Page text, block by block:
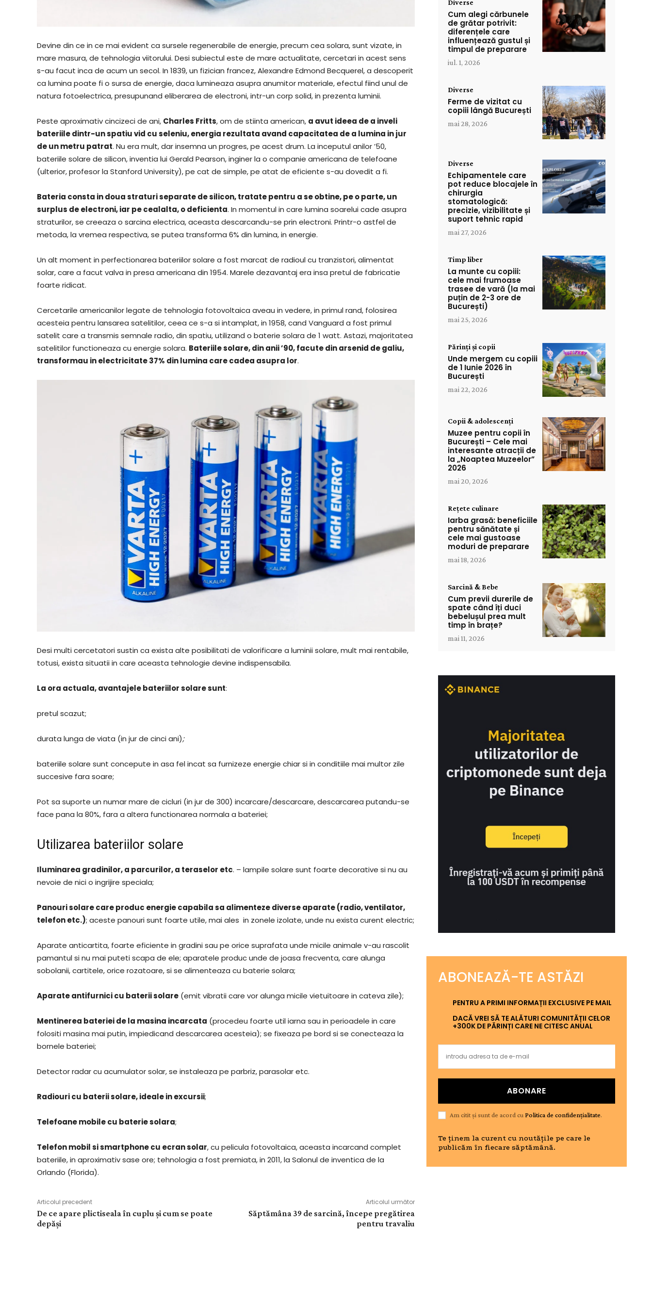
Devine din ce in ce mai evident ca sursele regenerabile de energie, precum cea solara, sunt vizate, in
mare masura, de tehnologia viitorului. Desi subiectul este de mare actualitate, cercetari in acest sens
s-au facut inca de acum un secol. In 1839, un fizician francez, Alexandre Edmond Becquerel, a descoperit
ca lumina poate fi o sursa de energie, daca lumineaza asupra anumitor materiale, efectul fiind unul de
natura fotoelectrica, presupunand eliberarea de electroni, intr-un corp solid, in prezenta luminii.
Peste aproximativ cincizeci de ani, Charles Fritts, om de stiinta american, a avut ideea de a inveli
bateriile dintr-un spatiu vid cu seleniu, energia rezultata avand capacitatea de a lumina in jur
de un metru patrat. Nu era mult, dar insemna un progres, pe acest drum. La inceputul anilor ’50,
bateriile solare de silicon, inventia lui Gerald Pearson, inginer la o companie americana de telefoane
(ulterior, profesor la Stanford University), pe cat de simple, pe atat de eficiente s-au dovedit a fi.
Bateria consta in doua straturi separate de silicon, tratate pentru a se obtine, pe o parte, un
surplus de electroni, iar pe cealalta, o deficienta. In momentul in care lumina soarelui cade asupra
straturilor, se creeaza o sarcina electrica, aceasta descarcandu-se prin electroni. Printr-o astfel de
metoda, la vremea respectiva, se putea transforma 6% din lumina, in energie.
Un alt moment in perfectionarea bateriilor solare a fost marcat de radioul cu tranzistori, alimentat
solar, care a facut valva in presa americana din 1954. Marele dezavantaj era insa pretul de fabricatie
foarte ridicat.
Cercetarile americanilor legate de tehnologia fotovoltaica aveau in vedere, in primul rand, folosirea
acesteia pentru lansarea satelitilor, ceea ce s-a si intamplat, in 1958, cand Vanguard a fost primul
satelit care a transmis semnale radio, din spatiu, utilizand o baterie solara de 1 watt. Astazi, majoritatea
satelitilor functioneaza cu energie solara. Bateriile solare, din anii ’90, facute din arsenid de galiu,
transformau in electricitate 37% din lumina care cadea asupra lor.
Desi multi cercetatori sustin ca exista alte posibilitati de valorificare a luminii solare, mult mai rentabile,
totusi, exista situatii in care aceasta tehnologie devine indispensabila.
La ora actuala, avantajele bateriilor solare sunt:
pretul scazut;
durata lunga de viata (in jur de cinci ani);
bateriile solare sunt concepute in asa fel incat sa furnizeze energie chiar si in conditiile mai multor zile
succesive fara soare;
Pot sa suporte un numar mare de cicluri (in jur de 300) incarcare/descarcare, descarcarea putandu-se
face pana la 80%, fara a altera functionarea normala a bateriei;
Utilizarea bateriilor solare
Iluminarea gradinilor, a parcurilor, a teraselor etc. – lampile solare sunt foarte decorative si nu au
nevoie de nici o ingrijire speciala;
Panouri solare care produc energie capabila sa alimenteze diverse aparate (radio, ventilator,
telefon etc.); aceste panouri sunt foarte utile, mai ales in zonele izolate, unde nu exista curent electric;
Aparate anticartita, foarte eficiente in gradini sau pe orice suprafata unde micile animale v-au rascolit
pamantul si nu mai puteti scapa de ele; aparatele produc unde de joasa frecventa, care alunga
sobolanii, cartitele, orice rozatoare, si se alimenteaza cu baterie solara;
Aparate antifurnici cu baterii solare (emit vibratii care vor alunga micile vietuitoare in cateva zile);
Mentinerea bateriei de la masina incarcata (procedeu foarte util iarna sau in perioadele in care
folositi masina mai putin, impiedicand descarcarea acesteia); se fixeaza pe bord si se conecteaza la
bornele bateriei;
Detector radar cu acumulator solar, se instaleaza pe parbriz, parasolar etc.
Radiouri cu baterii solare, ideale in excursii;
Telefoane mobile cu baterie solara;
Telefon mobil si smartphone cu ecran solar, cu pelicula fotovoltaica, aceasta incarcand complet
bateriile, in aproximativ sase ore; tehnologia a fost premiata, in 2011, la Salonul de inventica de la
Orlando (Florida).
Articolul precedent
De ce apare plictiseala în cuplu și cum se poate
depăși
Articolul următor
Săptămâna 39 de sarcină, începe pregătirea
pentru travaliu
Diverse
Cum alegi cărbunele
de grătar potrivit:
diferențele care
influențează gustul și
timpul de preparare
iul. 1, 2026
Diverse
Ferme de vizitat cu
copiii lângă București
mai 28, 2026
Diverse
Echipamentele care
pot reduce blocajele în
chirurgia
stomatologică:
precizie, vizibilitate și
suport tehnic rapid
mai 27, 2026
Timp liber
La munte cu copiii:
cele mai frumoase
trasee de vară (la mai
puțin de 2-3 ore de
București)
mai 25, 2026
Părinți și copii
Unde mergem cu copiii
de 1 Iunie 2026 în
București
mai 22, 2026
Copii & adolescenți
Muzee pentru copii în
București – Cele mai
interesante atracții de
la „Noaptea Muzeelor”
2026
mai 20, 2026
Rețete culinare
Iarba grasă: beneficiile
pentru sănătate și
cele mai gustoase
moduri de preparare
mai 18, 2026
Sarcină & Bebe
Cum previi durerile de
spate când îți duci
bebelușul prea mult
timp în brațe?
mai 11, 2026
ABONEAZĂ-TE ASTĂZI
PENTRU A PRIMI INFORMAȚII EXCLUSIVE PE MAIL
DACĂ VREI SĂ TE ALĂTURI COMUNITĂȚII CELOR
+300K DE PĂRINȚI CARE NE CITESC ANUAL
ABONARE
Am citit și sunt de acord cuPolitica de confidențialitate.
Te ținem la curent cu noutățile pe care le
publicăm în fiecare săptămână.